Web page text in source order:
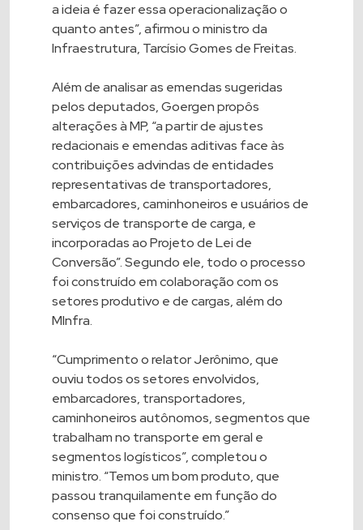
a ideia é fazer essa operacionalização o
quanto antes”, afirmou o ministro da
Infraestrutura, Tarcísio Gomes de Freitas.
Além de analisar as emendas sugeridas
pelos deputados, Goergen propôs
alterações à MP, “a partir de ajustes
redacionais e emendas aditivas face às
contribuições advindas de entidades
representativas de transportadores,
embarcadores, caminhoneiros e usuários de
serviços de transporte de carga, e
incorporadas ao Projeto de Lei de
Conversão”. Segundo ele, todo o processo
foi construído em colaboração com os
setores produtivo e de cargas, além do
MInfra.
“Cumprimento o relator Jerônimo, que
ouviu todos os setores envolvidos,
embarcadores, transportadores,
caminhoneiros autônomos, segmentos que
trabalham no transporte em geral e
segmentos logísticos”, completou o
ministro. “Temos um bom produto, que
passou tranquilamente em função do
consenso que foi construído.”